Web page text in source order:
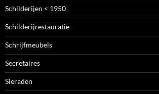
Schilderijen < 1950
Schilderijrestauratie
Schrijfmeubels
Secretaires
Sieraden